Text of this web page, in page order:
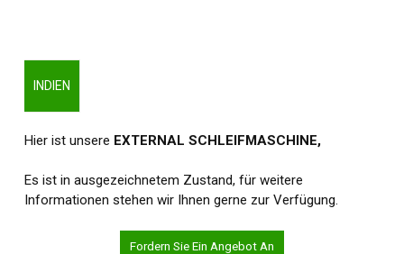
INDIEN
Hier ist unsere EXTERNAL SCHLEIFMASCHINE,
Es ist in ausgezeichnetem Zustand, für weitere
Informationen stehen wir Ihnen gerne zur Verfügung.
Fordern Sie Ein Angebot An